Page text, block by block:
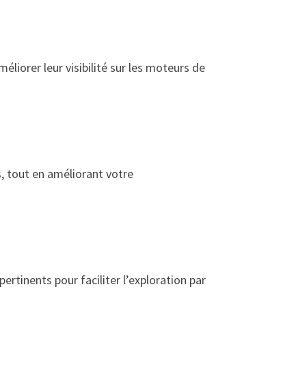
leur visibilité sur les moteurs de
tout en améliorant votre
pour faciliter l’exploration par